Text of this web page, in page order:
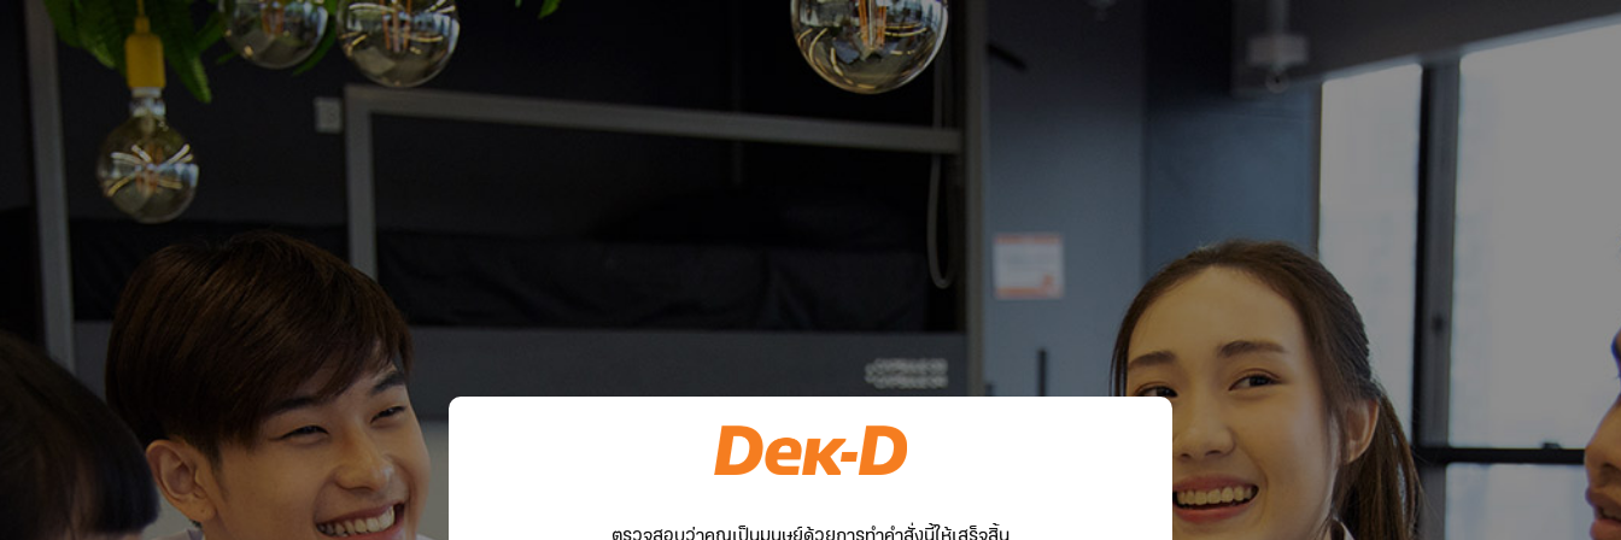
ตรวจสอบว่าคุณเป็นมนุษย์ด้วยการทำคำสั่งนี้ให้เสร็จสิ้น